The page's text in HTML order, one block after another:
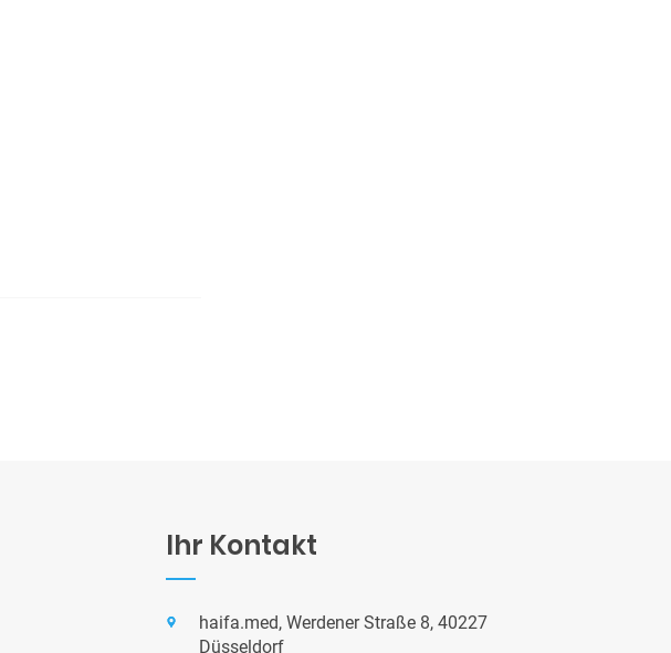
Ihr Kontakt
haifa.med, Werdener Straße 8, 40227
Düsseldorf